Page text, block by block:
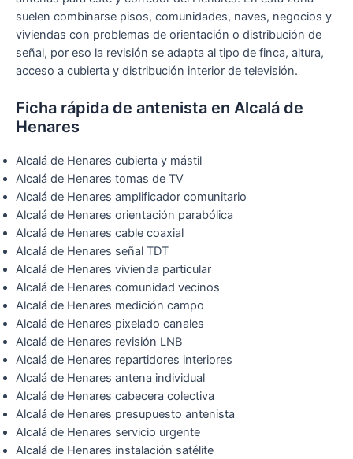
suelen combinarse pisos, comunidades, naves, negocios y
viviendas con problemas de orientación o distribución de
señal, por eso la revisión se adapta al tipo de finca, altura,
acceso a cubierta y distribución interior de televisión.
Ficha rápida de antenista en Alcalá de
Henares
Alcalá de Henares cubierta y mástil
Alcalá de Henares tomas de TV
Alcalá de Henares amplificador comunitario
Alcalá de Henares orientación parabólica
Alcalá de Henares cable coaxial
Alcalá de Henares señal TDT
Alcalá de Henares vivienda particular
Alcalá de Henares comunidad vecinos
Alcalá de Henares medición campo
Alcalá de Henares pixelado canales
Alcalá de Henares revisión LNB
Alcalá de Henares repartidores interiores
Alcalá de Henares antena individual
Alcalá de Henares cabecera colectiva
Alcalá de Henares presupuesto antenista
Alcalá de Henares servicio urgente
Alcalá de Henares instalación satélite